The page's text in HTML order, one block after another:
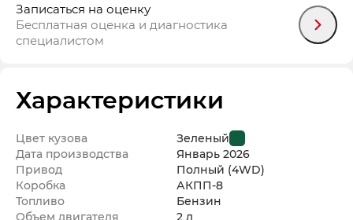
Записаться на оценку
Бесплатная оценка и диагностика
специалистом
Характеристики
Цвет кузова
Зеленый
Дата производства
Январь 2026
Привод
Полный (4WD)
Коробка
АКПП-8
Топливо
Бензин
Объем двигателя
2 л